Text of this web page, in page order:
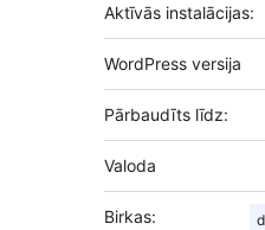
Aktīvās instalācijas:
WordPress versija
Pārbaudīts līdz:
Valoda
Birkas: